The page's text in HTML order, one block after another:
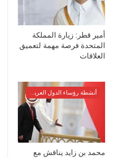
أمير قطر: زيارة المملكة
المتحدة فرصة مهمة لتعميق
العلاقات
أنشطة رؤساء الدول العربية والأوربية
محمد بن زايد يناقش مع